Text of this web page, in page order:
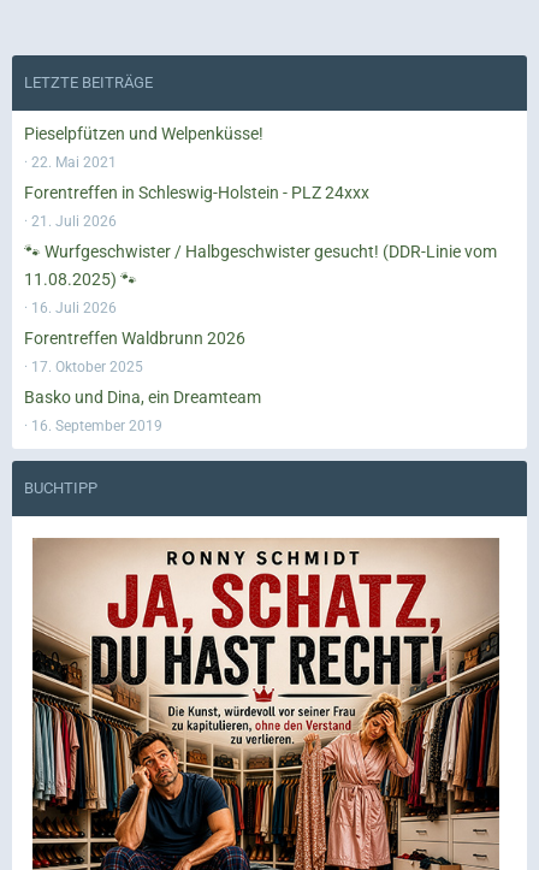
LETZTE BEITRÄGE
Pieselpfützen und Welpenküsse!
22. Mai 2021
Forentreffen in Schleswig-Holstein - PLZ 24xxx
21. Juli 2026
🐾 Wurfgeschwister / Halbgeschwister gesucht! (DDR-Linie vom
11.08.2025) 🐾
16. Juli 2026
Forentreffen Waldbrunn 2026
17. Oktober 2025
Basko und Dina, ein Dreamteam
16. September 2019
BUCHTIPP